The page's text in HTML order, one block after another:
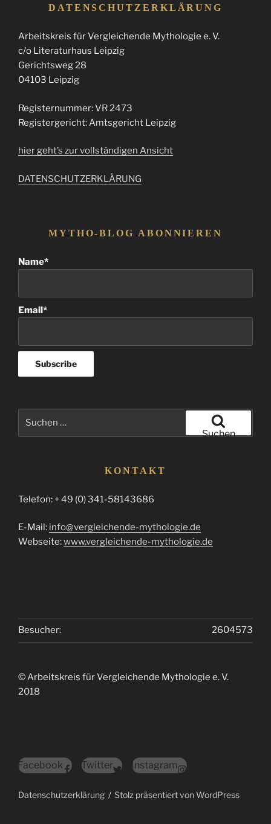
DATENSCHUTZERKLÄRUNG
Arbeitskreis für Vergleichende Mythologie e. V.
c/o Literaturhaus Leipzig
Gerichtsweg 28
04103 Leipzig
Registernummer: VR 2473
Registergericht: Amtsgericht Leipzig
hier geht’s zur vollständigen Ansicht
DATENSCHUTZERKLÄRUNG
MYTHO-BLOG ABONNIEREN
Name*
Email*
Suchen
KONTAKT
Telefon: + 49 (0) 341-58143686
E-Mail: info@vergleichende-mythologie.de
Webseite:www.vergleichende-mythologie.de
2604573
Besucher:
© Arbeitskreis für Vergleichende Mythologie e. V.
2018
Facebook Twitter Instagram
Datenschutzerklärung Stolz präsentiert von WordPress